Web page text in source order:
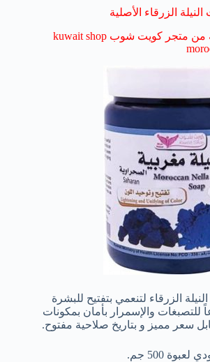
الزرقاء الأصلية
1.صابون النيلة المغربية من متجر كويت شوب kuwait shop
الزرقاء لتنعمي بتفتيح للبشرة
للتصبغات والإسمرار بأمان بمكونات
سعر مميز و بتاريخ صلاحية مفتوح.